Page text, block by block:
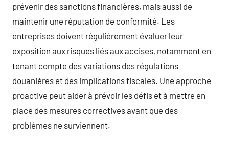
prévenir des sanctions financières, mais aussi de
maintenir une réputation de conformité. Les
entreprises doivent régulièrement évaluer leur
exposition aux risques liés aux accises, notamment en
tenant compte des variations des régulations
douanières et des implications fiscales. Une approche
proactive peut aider à prévoir les défis et à mettre en
place des mesures correctives avant que des
problèmes ne surviennent.